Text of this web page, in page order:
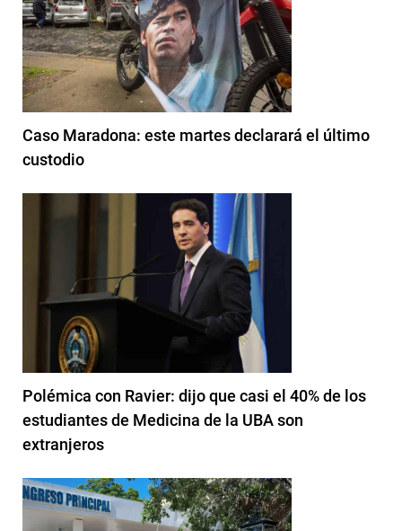
Caso Maradona: este martes declarará el último
custodio
Polémica con Ravier: dijo que casi el 40% de los
estudiantes de Medicina de la UBA son
extranjeros